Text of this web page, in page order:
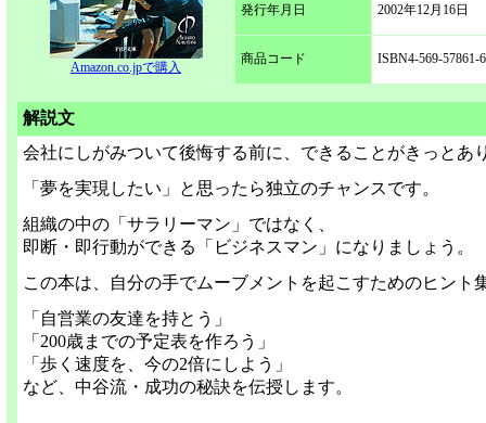
Amazon.co.jpで購入
発行年月日 2002年12月16日
商品コード ISBN4-569-57861-6
解説文
会社にしがみついて後悔する前に、できることがきっとあ
「夢を実現したい」と思ったら独立のチャンスです。
組織の中の「サラリーマン」ではなく、
即断・即行動ができる「ビジネスマン」になりましょう。
この本は、自分の手でムーブメントを起こすためのヒント
「自営業の友達を持とう」
「200歳までの予定表を作ろう」
「歩く速度を、今の2倍にしよう」
など、中谷流・成功の秘訣を伝授します。